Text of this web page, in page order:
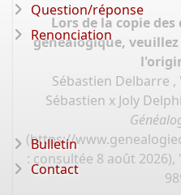
Lors de la copie
généalogique,
Sébastien Delbarre
Sébastien x Joly
(https://
: consultée 8 août 2026),
Question/réponse
Renonciation
Bulletin
Contact